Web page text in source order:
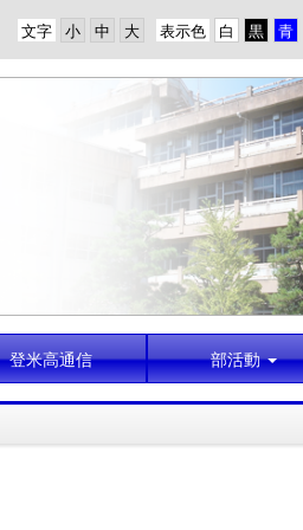
表示色
文字
登米高通信 部活動